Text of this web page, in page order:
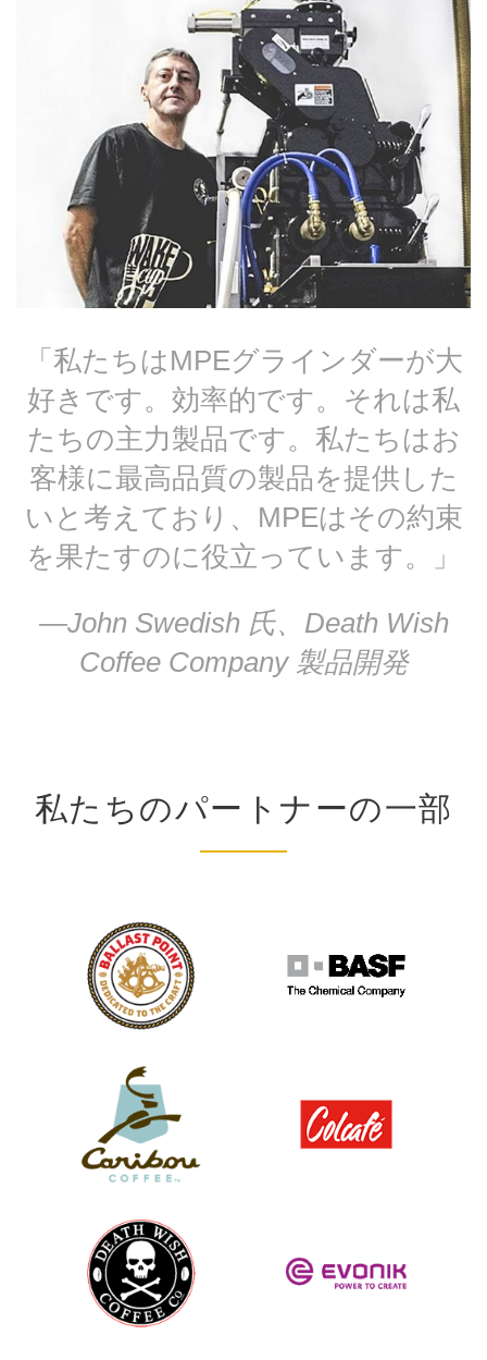
「私たちはMPEグラインダーが大
好きです。効率的です。それは私
たちの主力製品です。私たちはお
客様に最高品質の製品を提供した
いと考えており、MPEはその約束
を果たすのに役立っています。」
—John Swedish 氏、Death Wish
Coffee Company 製品開発
私たちのパートナーの一部